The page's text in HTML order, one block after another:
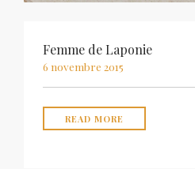
Femme de Laponie
6 novembre 2015
READ MORE